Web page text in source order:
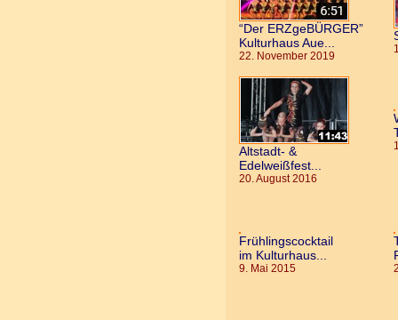
“Der ERZgeBÜRGER”
Kulturhaus Aue...
22. November 2019
Altstadt- &
Edelweißfest...
20. August 2016
Frühlingscocktail
im Kulturhaus...
9. Mai 2015